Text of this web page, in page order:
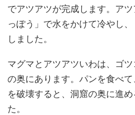
でアツアツが完成します。ア
っぽう」で水をかけて冷やし
しました。
マグマとアツアツいわは、ゴ
の奥にあります。パンを食べ
を破壊すると、洞窟の奥に進
た。